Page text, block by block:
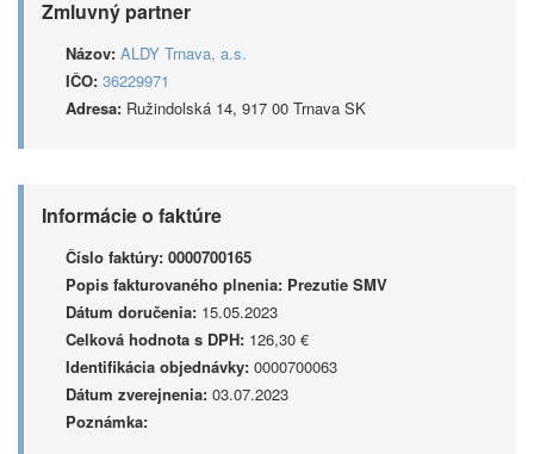
Zmluvný partner
Názov: ALDY Trnava, a.s.
IČO: 36229971
Adresa: Ružindolská 14, 917 00 Trnava SK
Informácie o faktúre
Číslo faktúry: 0000700165
Popis fakturovaného plnenia: Prezutie SMV
Dátum doručenia: 15.05.2023
Celková hodnota s DPH: 126,30 €
Identifikácia objednávky: 0000700063
Dátum zverejnenia: 03.07.2023
Poznámka: